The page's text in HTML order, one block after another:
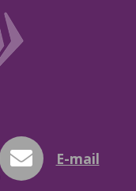
WhatsApp
E-mail